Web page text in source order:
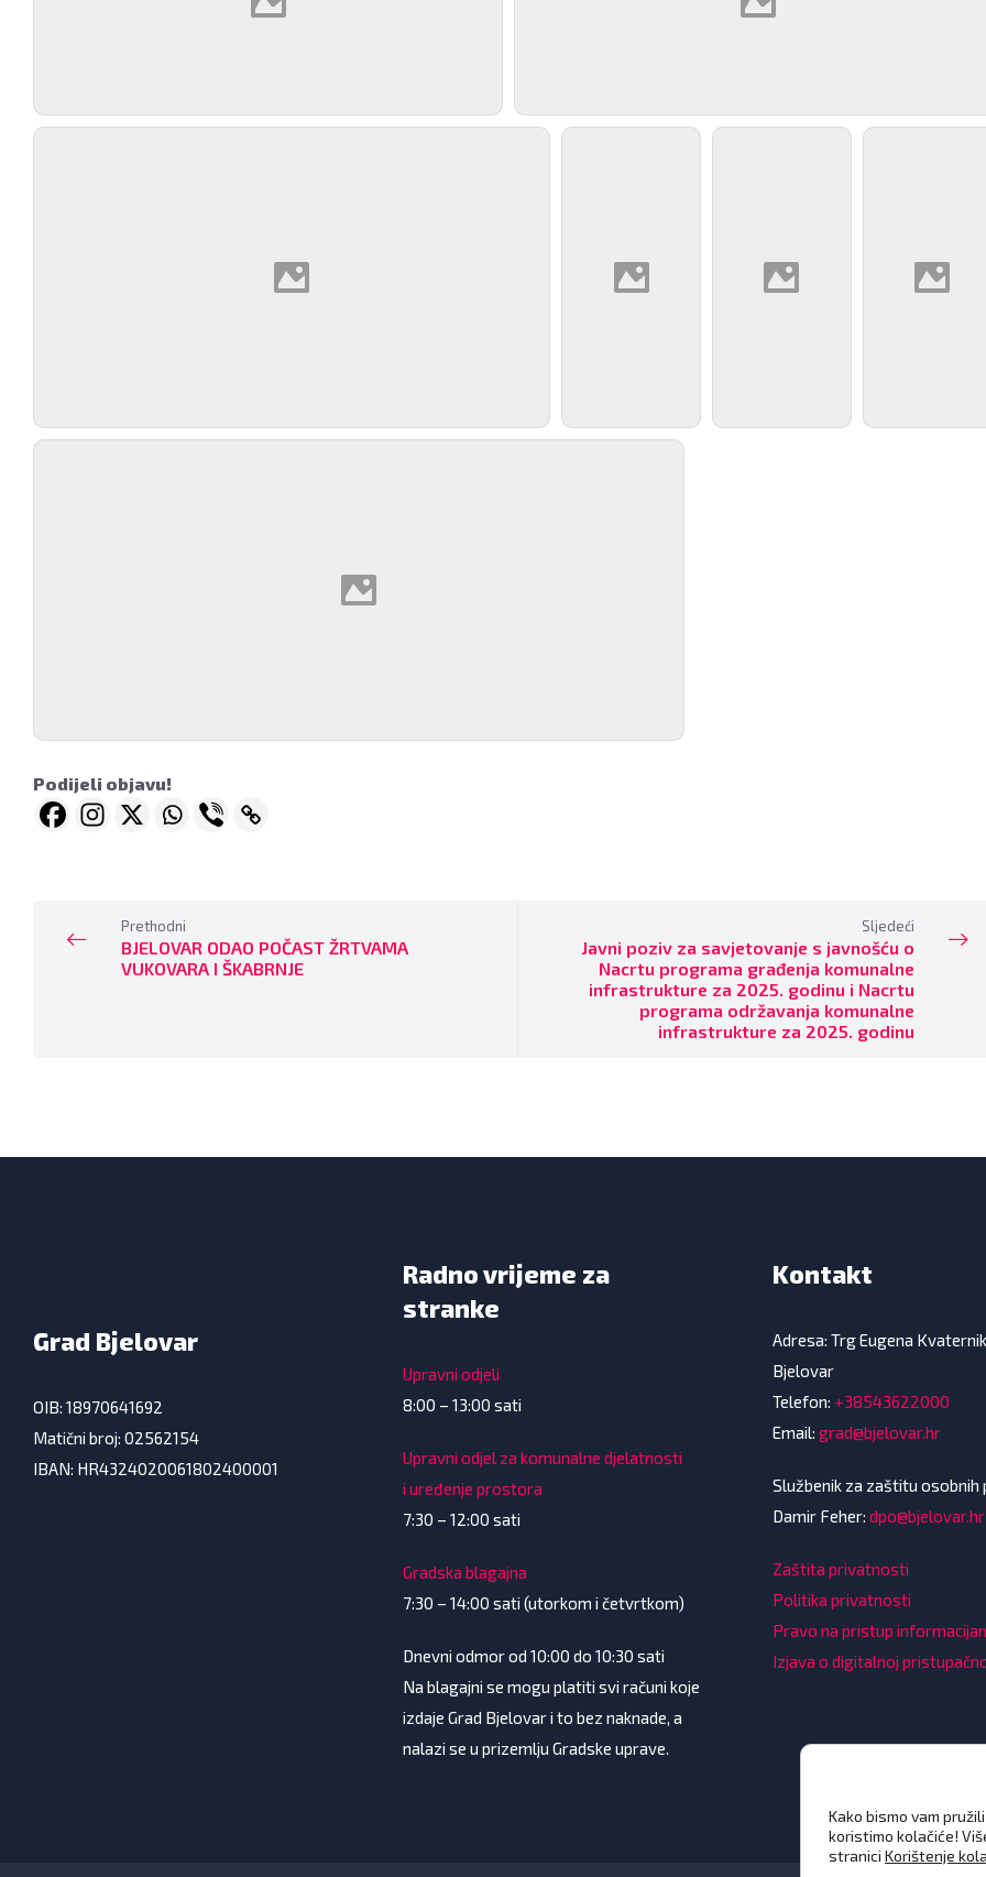
Podijeli objavu!
Prethodni
BJELOVAR ODAO POČAST ŽRTVAMA
VUKOVARA I ŠKABRNJE
Sljedeći
Javni poziv za savjetovanje s javnošću o
Nacrtu programa građenja komunalne
infrastrukture za 2025. godinu i Nacrtu
programa održavanja komunalne
infrastrukture za 2025. godinu
Grad Bjelovar
OIB: 18970641692
Matični broj: 02562154
IBAN: HR4324020061802400001
Radno vrijeme za
stranke
Upravni odjeli
8:00 – 13:00 sati
Upravni odjel za komunalne djelatnosti
i uređenje prostora
7:30 – 12:00 sati
Gradska blagajna
7:30 – 14:00 sati (utorkom i četvrtkom)
Dnevni odmor od 10:00 do 10:30 sati
Na blagajni se mogu platiti svi računi koje
izdaje Grad Bjelovar i to bez naknade, a
nalazi se u prizemlju Gradske uprave.
Kontakt
Adresa: Trg Eugena
Bjelovar
Telefon: +38543622000
Email: grad@bjelovar.hr
Službenik za zaštitu osobnih
Damir Feher: dpo@bjelovar.hr
Zaštita privatnosti
Politika privatnosti
Pravo na pristup
Izjava o digitalnoj
Kako bismo vam
koristimo kolačiće!
stranici Korištenje